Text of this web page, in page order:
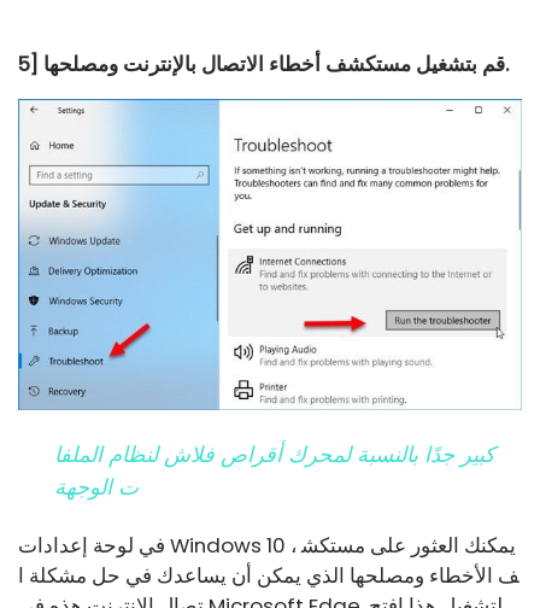
5] قم بتشغيل مستكشف أخطاء الاتصال بالإنترنت ومصلحها.
كبير جدًا بالنسبة لمحرك أقراص فلاش لنظام الملفا
ت الوجهة
في لوحة إعدادات Windows 10 ، يمكنك العثور على مستكش
ف الأخطاء ومصلحها الذي يمكن أن يساعدك في حل مشكلة ا